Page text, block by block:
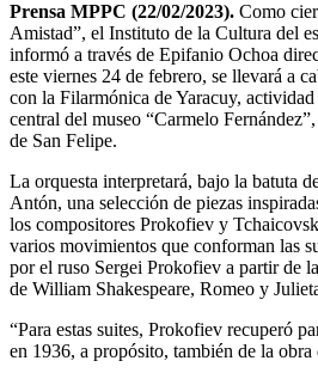
Prensa MPPC (22/02/2023). Como
Amistad”, el Instituto de la Cultura del
informó a través de Epifanio Ochoa
este viernes 24 de febrero, se llevará a
con la Filarmónica de Yaracuy,
central del museo “Carmelo
de San Felipe.
La orquesta interpretará, bajo la batuta
Antón, una selección de piezas
los compositores Prokofiev y
varios movimientos que conforman las
por el ruso Sergei Prokofiev a partir de
de William Shakespeare, Romeo y
“Para estas suites, Prokofiev recuperó
en 1936, a propósito, también de la